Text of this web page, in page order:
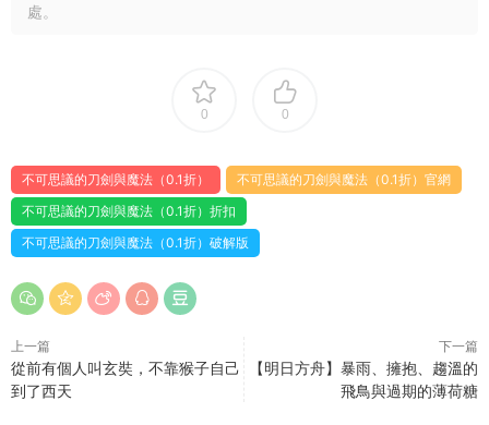
處。
0 0
不可思議的刀劍與魔法（0.1折）
不可思議的刀劍與魔法（0.1折）官網
不可思議的刀劍與魔法（0.1折）折扣
不可思議的刀劍與魔法（0.1折）破解版
上一篇
從前有個人叫玄奘，不靠猴子自己
到了西天
下一篇
【明日方舟】暴雨、擁抱、趨溫的
飛鳥與過期的薄荷糖